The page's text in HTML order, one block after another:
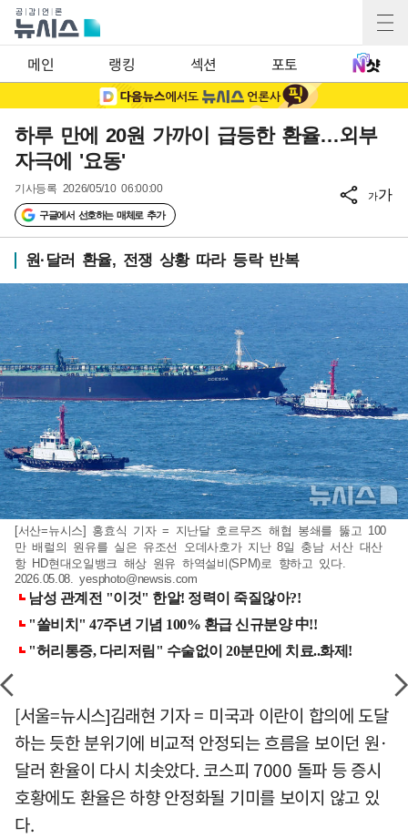
메인 랭킹 섹션 포토
하루 만에 20원 가까이 급등한 환율…외부
자극에 '요동'
기사등록 2026/05/10 06:00:00
구글에서 선호하는 매체로 추가
가가
원·달러 환율, 전쟁 상황 따라 등락 반복
[서산=뉴시스] 홍효식 기자 = 지난달 호르무즈 해협 봉쇄를 뚫고 100
만 배럴의 원유를 실은 유조선 오데사호가 지난 8일 충남 서산 대산
항 HD현대오일뱅크 해상 원유 하역설비(SPM)로 향하고 있다.
2026.05.08.yesphoto@newsis.com
[서울=뉴시스]김래현 기자 = 미국과 이란이 합의에 도달
하는 듯한 분위기에 비교적 안정되는 흐름을 보이던 원·
달러 환율이 다시 치솟았다. 코스피 7000 돌파 등 증시
호황에도 환율은 하향 안정화될 기미를 보이지 않고 있
다.